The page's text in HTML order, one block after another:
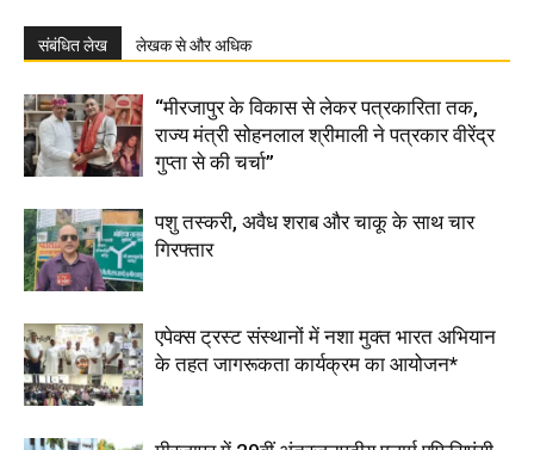
संबंधित लेख लेखक से और अधिक
“मीरजापुर के विकास से लेकर पत्रकारिता तक,
राज्य मंत्री सोहनलाल श्रीमाली ने पत्रकार वीरेंद्र
गुप्ता से की चर्चा”
पशु तस्करी, अवैध शराब और चाकू के साथ चार
गिरफ्तार
एपेक्स ट्रस्ट संस्थानों में नशा मुक्त भारत अभियान
के तहत जागरूकता कार्यक्रम का आयोजन*